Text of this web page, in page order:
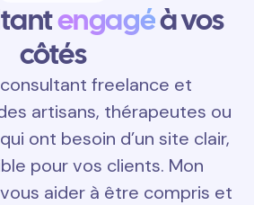
engagéà vos
côtés
freelance et
artisans, thérapeutes ou
ont besoin d’un site clair,
pour vos clients. Mon
aider à être compris et